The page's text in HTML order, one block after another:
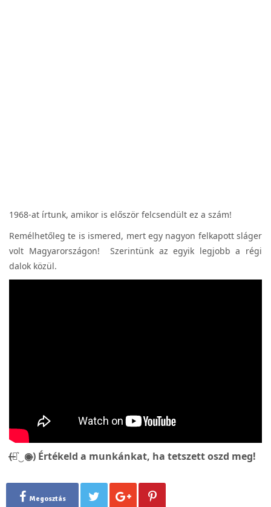
1968-at írtunk, amikor is először felcsendült ez a szám!
Remélhetőleg te is ismered, mert egy nagyon felkapott sláger
volt Magyarországon! Szerintünk az egyik legjobb a régi
dalok közül.
(̶◉͛‿◉̶) Értékeld a munkánkat, ha tetszett oszd meg!
Megosztás